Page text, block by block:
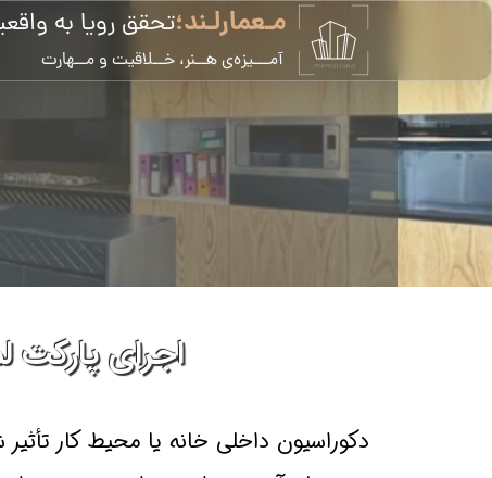
​آمـــیزه‌ی هــنر، خــلاقیت و مــهارت
مـعمارلـند؛تحقق رویا به
اجرای پارکت
دکوراسیون داخلی خانه یا محیط کار